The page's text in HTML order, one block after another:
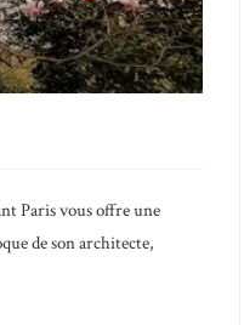
Paris vous offre une
de son architecte,